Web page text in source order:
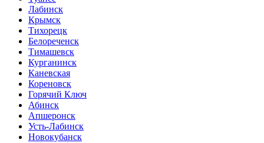
Лабинск
Крымск
Тихорецк
Белореченск
Тимашевск
Курганинск
Каневская
Кореновск
Горячий Ключ
Абинск
Апшеронск
Усть-Лабинск
Новокубанск